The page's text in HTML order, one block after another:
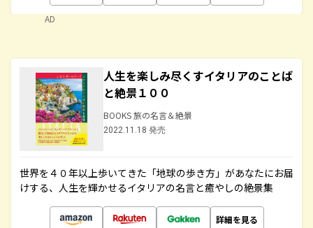
AD
人生を楽しみ尽くすイタリアのことば
と絶景１００
BOOKS 旅の名言＆絶景
2022.11.18 発売
世界を４０年以上歩いてきた「地球の歩き方」があなたにお届
けする、人生を輝かせるイタリアの名言と癒やしの絶景集
詳細を見る